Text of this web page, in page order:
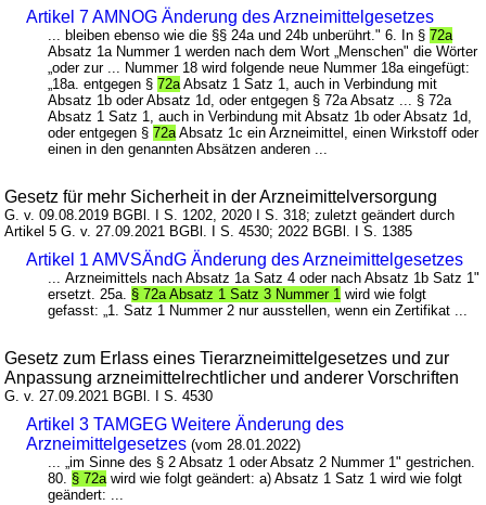
Artikel 7 AMNOG Änderung des Arzneimittelgesetzes
... bleiben ebenso wie die §§ 24a und 24b unberührt." 6. In §72a
Absatz 1a Nummer 1 werden nach dem Wort „Menschen" die Wörter
„oder zur ... Nummer 18 wird folgende neue Nummer 18a eingefügt:
„18a. entgegen §72aAbsatz 1 Satz 1, auch in Verbindung mit
Absatz 1b oder Absatz 1d, oder entgegen § 72a Absatz ... § 72a
Absatz 1 Satz 1, auch in Verbindung mit Absatz 1b oder Absatz 1d,
oder entgegen §72aAbsatz 1c ein Arzneimittel, einen Wirkstoff oder
einen in den genannten Absätzen anderen ...
Gesetz für mehr Sicherheit in der Arzneimittelversorgung
G. v. 09.08.2019 BGBl. I S. 1202, 2020 I S. 318; zuletzt geändert durch
Artikel 5 G. v. 27.09.2021 BGBl. I S. 4530; 2022 BGBl. I S. 1385
Artikel 1 AMVSÄndG Änderung des Arzneimittelgesetzes
... Arzneimittels nach Absatz 1a Satz 4 oder nach Absatz 1b Satz 1"
ersetzt. 25a. § 72a Absatz 1 Satz 3 Nummer 1 wird wie folgt
gefasst: „1. Satz 1 Nummer 2 nur ausstellen, wenn ein Zertifikat ...
Gesetz zum Erlass eines Tierarzneimittelgesetzes und zur
Anpassung arzneimittelrechtlicher und anderer Vorschriften
G. v. 27.09.2021 BGBl. I S. 4530
Artikel 3 TAMGEG Weitere Änderung des
Arzneimittelgesetzes (vom 28.01.2022)
... „im Sinne des § 2 Absatz 1 oder Absatz 2 Nummer 1" gestrichen.
80. § 72awird wie folgt geändert: a) Absatz 1 Satz 1 wird wie folgt
geändert: ...